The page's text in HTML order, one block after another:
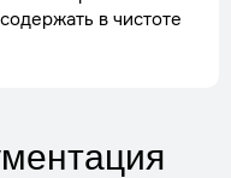
в чистоте